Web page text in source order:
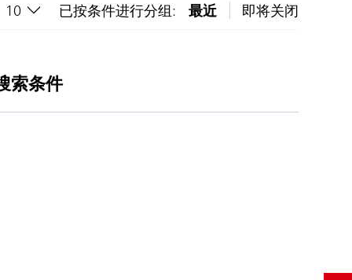
已按条件进行分组: 最近 即将关闭
索条件